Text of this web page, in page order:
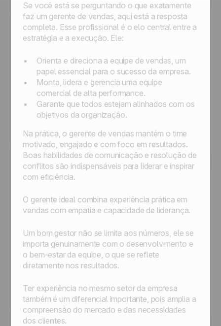
Se você está se perguntando o que exatamente
faz um gerente de vendas, aqui está a resposta
completa. Esse profissional é o elo central entre a
estratégia e a execução. Ele:
Orienta e direciona a equipe de vendas, um
papel essencial para o sucesso da empresa.
Monta, lidera e gerencia uma equipe
comercial de alta performance.
Garante que todos estejam alinhados com os
objetivos da organização.
Na prática, o gerente de vendas mantém o time
motivado, engajado e com foco em resultados.
Boas habilidades de comunicação e resolução de
conflitos são indispensáveis para liderar e inspirar
com eficiência.
O gerente ideal combina experiência prática em
vendas com empatia e capacidade de liderança.
Um bom gestor não se limita aos números, ele se
importa genuinamente com o desenvolvimento e
o bem-estar da equipe, o que se reflete
diretamente nos resultados.
Ter experiência no mesmo setor da empresa
também é um diferencial importante, pois amplia a
compreensão do mercado e das necessidades
dos clientes.